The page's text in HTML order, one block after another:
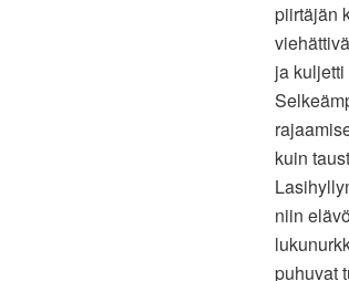
piirtäjän
ja
kuin
niin
puhuvat